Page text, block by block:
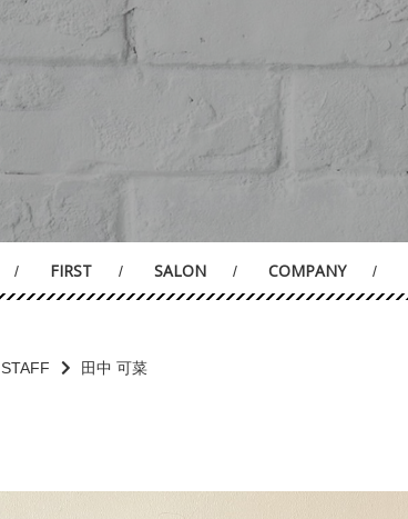
FIRST SALON COMPANY
STAFF 田中 可菜